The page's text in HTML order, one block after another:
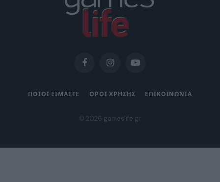
FacebookInstagramYouTube
ΠΟΙΟΙ ΕΙΜΑΣΤΕ ΟΡΟΙ ΧΡΗΣΗΣ ΕΠΙΚΟΙΝΩΝΙΑ
© 2026 gameslife.gr